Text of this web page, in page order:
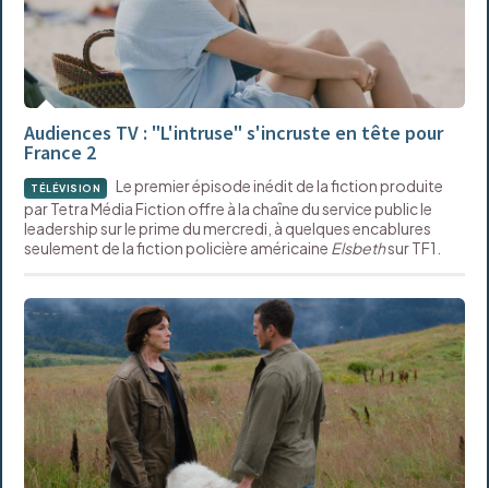
Audiences TV : "L'intruse" s'incruste en tête pour
France 2
TÉLÉVISION
Le premier épisode inédit de la fiction produite
par Tetra Média Fiction offre à la chaîne du service public le
leadership sur le prime du mercredi, à quelques encablures
seulement de la fiction policière américaine Elsbethsur TF1.